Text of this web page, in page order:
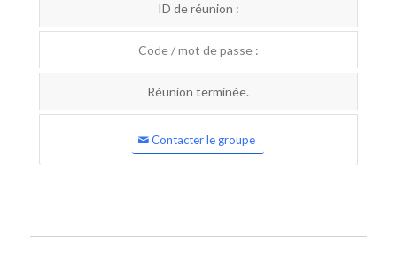
ID de réunion :
Code / mot de passe :
Réunion terminée.
Contacter le groupe